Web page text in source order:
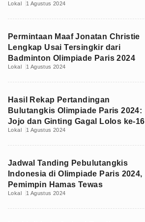
Lokal 1 Agustus 2024
Permintaan Maaf Jonatan Christie
Lengkap Usai Tersingkir dari
Badminton Olimpiade Paris 2024
Lokal 1 Agustus 2024
Hasil Rekap Pertandingan
Bulutangkis Olimpiade Paris 2024:
Jojo dan Ginting Gagal Lolos ke-16
Besar
Lokal 1 Agustus 2024
Jadwal Tanding Pebulutangkis
Indonesia di Olimpiade Paris 2024,
Pemimpin Hamas Tewas
Lokal 1 Agustus 2024